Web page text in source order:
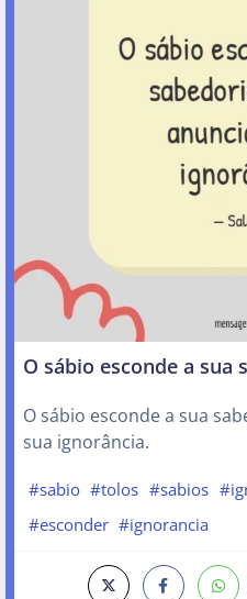
O sábio esconde a sua
O sábio esconde a sua
sua ignorância.
#sabio #tolos #sabios
#esconder #ignorancia